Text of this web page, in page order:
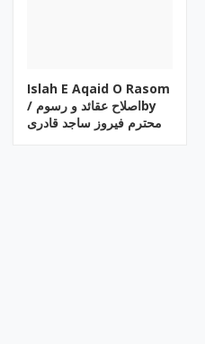
Islah E Aqaid O Rasom
/ اصلاح عقائد و رسومby
محترم فیروز ساجد قادری